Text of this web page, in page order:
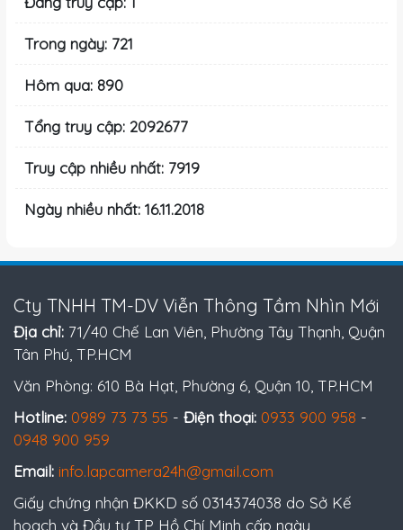
Trong ngày: 721
Hôm qua: 890
Tổng truy cập: 2092677
Truy cập nhiều nhất: 7919
Ngày nhiều nhất: 16.11.2018
Cty TNHH TM-DV Viễn Thông Tầm Nhìn Mới
Địa chỉ: 71/40 Chế Lan Viên, Phường Tây Thạnh, Quận
Tân Phú, TP.HCM
Văn Phòng: 610 Bà Hạt, Phường 6, Quận 10, TP.HCM
Hotline: 0989 73 73 55 - Điện thoại: 0933 900 958 -
0948 900 959
Email: info.lapcamera24h@gmail.com
Giấy chứng nhận ĐKKD số 0314374038 do Sở Kế
hoạch và Đầu tư TP Hồ Chí Minh cấp ngày